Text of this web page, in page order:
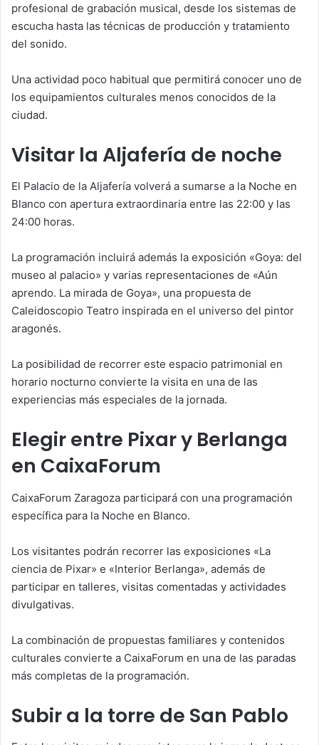
profesional de grabación musical, desde los sistemas de
escucha hasta las técnicas de producción y tratamiento
del sonido.
Una actividad poco habitual que permitirá conocer uno de
los equipamientos culturales menos conocidos de la
ciudad.
Visitar la Aljafería de noche
El Palacio de la Aljafería volverá a sumarse a la Noche en
Blanco con apertura extraordinaria entre las 22:00 y las
24:00 horas.
La programación incluirá además la exposición «Goya: del
museo al palacio» y varias representaciones de «Aún
aprendo. La mirada de Goya», una propuesta de
Caleidoscopio Teatro inspirada en el universo del pintor
aragonés.
La posibilidad de recorrer este espacio patrimonial en
horario nocturno convierte la visita en una de las
experiencias más especiales de la jornada.
Elegir entre Pixar y Berlanga
en CaixaForum
CaixaForum Zaragoza participará con una programación
específica para la Noche en Blanco.
Los visitantes podrán recorrer las exposiciones «La
ciencia de Pixar» e «Interior Berlanga», además de
participar en talleres, visitas comentadas y actividades
divulgativas.
La combinación de propuestas familiares y contenidos
culturales convierte a CaixaForum en una de las paradas
más completas de la programación.
Subir a la torre de San Pablo